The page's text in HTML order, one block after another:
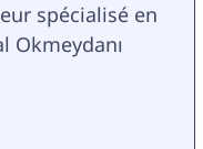
spécialisé en
Okmeydanı